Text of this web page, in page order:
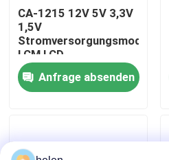
Neuigkeiten
Rechtssachen
Verstärker-Board-Modul
CA-1215 12V 5V 3,3V
1,5V
Stromversorgungsmodul
LCM LCD
Anfrage absenden